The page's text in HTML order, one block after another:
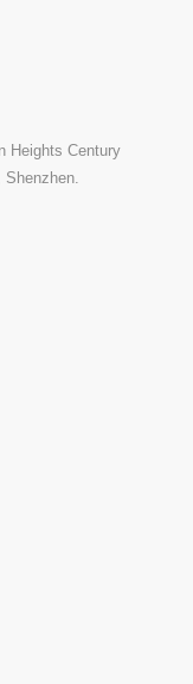
Heights Century
Shenzhen.